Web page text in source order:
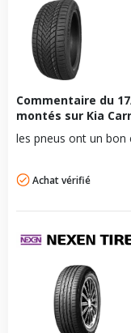
modèle
Energie
Année de début
motorisation
Code
Cylindrée cm3
Type
(201CV)
Type de boulon
Taille de la tête
Commentaire du
montés sur Kia
les pneus ont un
Achat vérifié